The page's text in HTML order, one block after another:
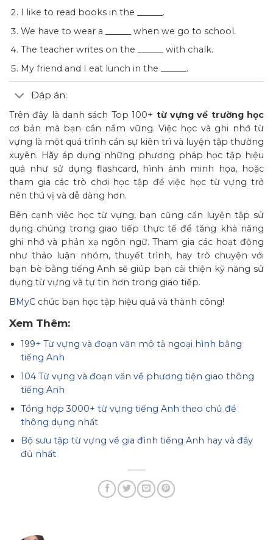
I like to read books in the ______.
We have to wear a ______ when we go to school.
The teacher writes on the ______ with chalk.
My friend and I eat lunch in the ______.
Đáp án:
Trên đây là danh sách Top 100+ từ vựng về trường học
cơ bản mà bạn cần nắm vững. Việc học và ghi nhớ từ
vựng là một quá trình cần sự kiên trì và luyện tập thường
xuyên. Hãy áp dụng những phương pháp học tập hiệu
quả như sử dụng flashcard, hình ảnh minh họa, hoặc
tham gia các trò chơi học tập để việc học từ vựng trở
nên thú vị và dễ dàng hơn.
Bên cạnh việc học từ vựng, bạn cũng cần luyện tập sử
dụng chúng trong giao tiếp thực tế để tăng khả năng
ghi nhớ và phản xạ ngôn ngữ. Tham gia các hoạt động
như thảo luận nhóm, thuyết trình, hay trò chuyện với
bạn bè bằng tiếng Anh sẽ giúp bạn cải thiện kỹ năng sử
dụng từ vựng và tự tin hơn trong giao tiếp.
BMyC chúc bạn học tập hiệu quả và thành công!
Xem Thêm:
199+ Từ vựng và đoạn văn mô tả ngoại hình bằng
tiếng Anh
104 Từ vựng và đoạn văn về phương tiện giao thông
tiếng Anh
Tổng hợp 3000+ từ vựng tiếng Anh theo chủ đề
thông dụng nhất
Bộ sưu tập từ vựng về gia đình tiếng Anh hay và đầy
đủ nhất